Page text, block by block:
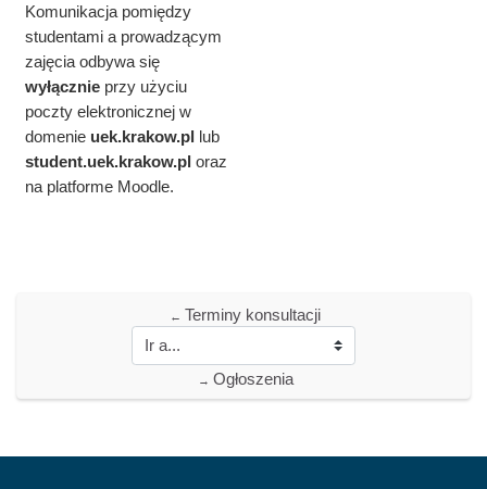
Komunikacja pomiędzy
studentami a prowadzącym
zajęcia odbywa się
wyłącznieprzy użyciu
poczty elektronicznej w
domenie uek.krakow.pl lub
student.uek.krakow.pl oraz
na platforme Moodle.
← Terminy konsultacji
→ Ogłoszenia